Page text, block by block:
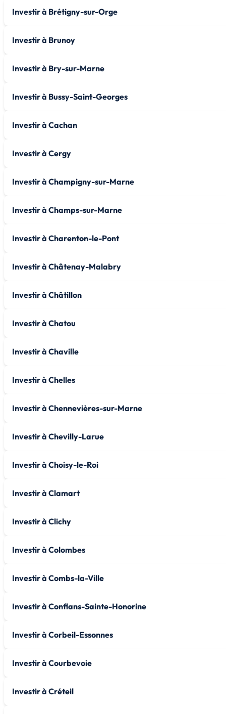
Investir à Brétigny-sur-Orge
Investir à Brunoy
Investir à Bry-sur-Marne
Investir à Bussy-Saint-Georges
Investir à Cachan
Investir à Cergy
Investir à Champigny-sur-Marne
Investir à Champs-sur-Marne
Investir à Charenton-le-Pont
Investir à Châtenay-Malabry
Investir à Châtillon
Investir à Chatou
Investir à Chaville
Investir à Chelles
Investir à Chennevières-sur-Marne
Investir à Chevilly-Larue
Investir à Choisy-le-Roi
Investir à Clamart
Investir à Clichy
Investir à Colombes
Investir à Combs-la-Ville
Investir à Conflans-Sainte-Honorine
Investir à Corbeil-Essonnes
Investir à Courbevoie
Investir à Créteil